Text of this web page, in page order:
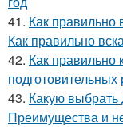
41. Как правильно
Как правильно
42. Как правильно
подготовительных
43. Какую
Преимущества и